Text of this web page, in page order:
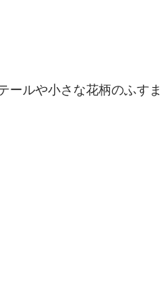
ールや小さな花柄のふす